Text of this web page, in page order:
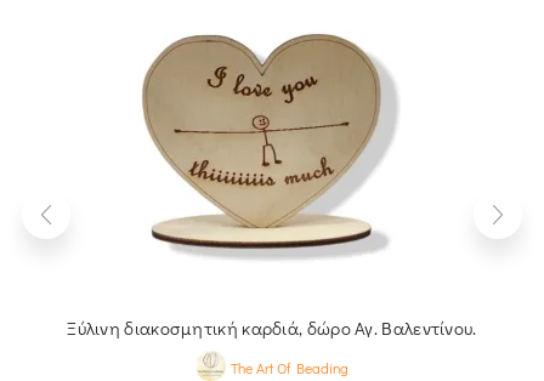
Ξύλινη διακοσμητική καρδιά, δώρο Αγ. Βαλεντίνου.
The Art Of Beading